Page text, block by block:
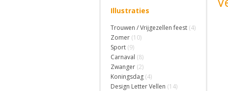
Illustraties
Trouwen / Vrijgezellen feest (4)
Zomer (10)
Sport (9)
Carnaval (8)
Zwanger (2)
Koningsdag (4)
Design Letter Vellen (14)